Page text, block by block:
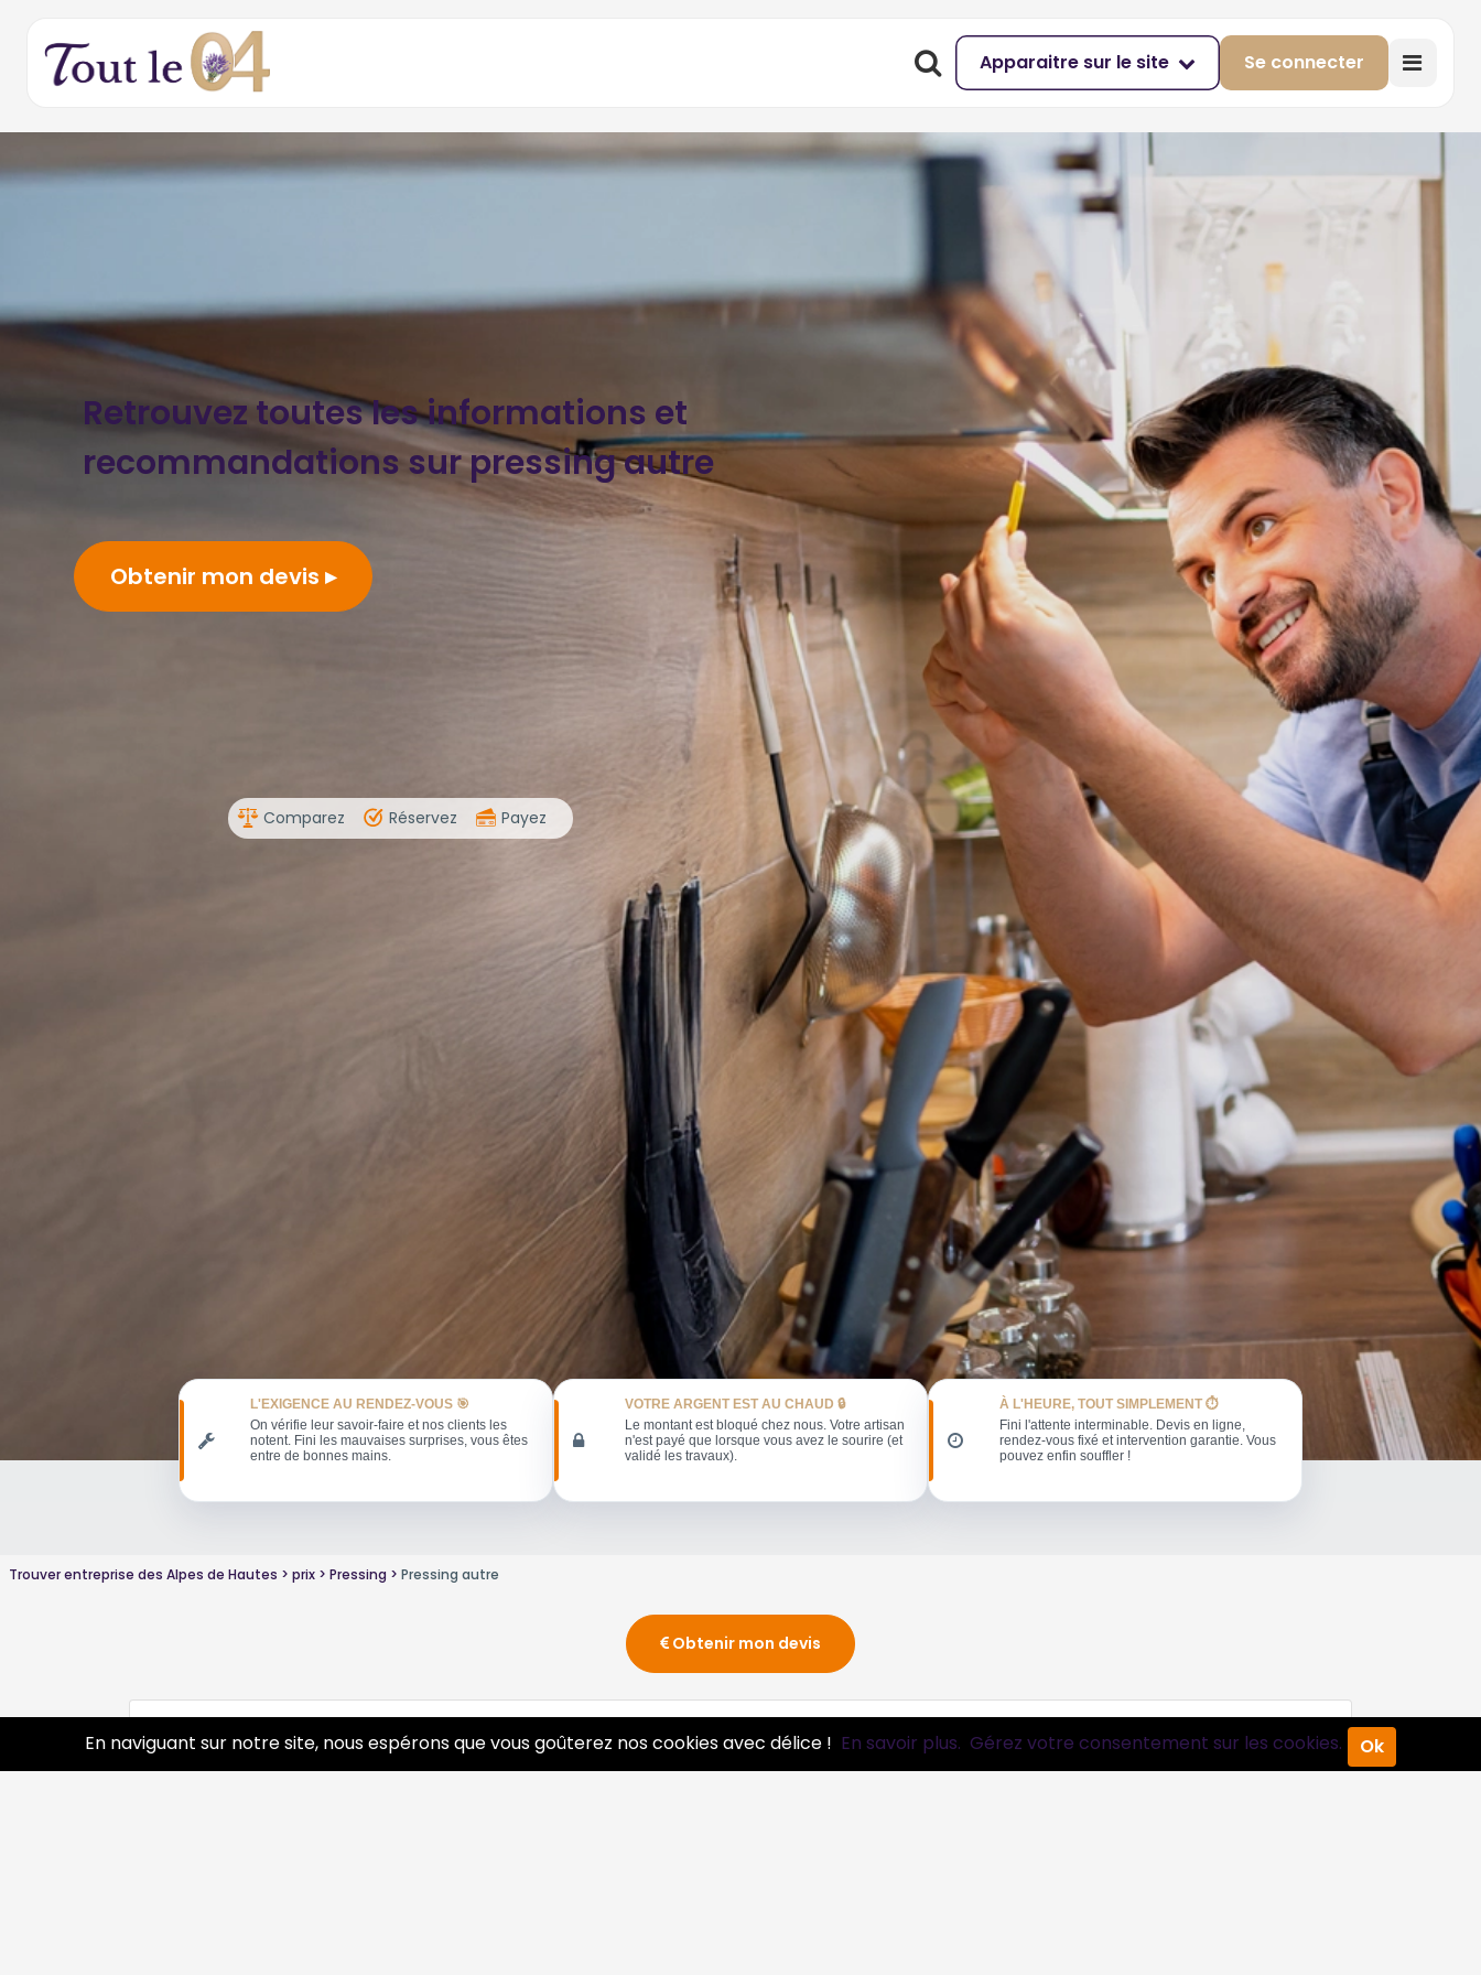
Apparaitre sur le site Se connecter
Retrouvez toutes les informations et
recommandations sur pressing autre
Obtenir mon devis
Comparez Réservez Payez
L'EXIGENCE AU RENDEZ-VOUS 🎯
On vérifie leur savoir-faire et nos clients les
notent. Fini les mauvaises surprises, vous êtes
entre de bonnes mains.
VOTRE ARGENT EST AU CHAUD 🔒
Le montant est bloqué chez nous. Votre artisan
n'est payé que lorsque vous avez le sourire (et
validé les travaux).
À L'HEURE, TOUT SIMPLEMENT ⏱️
Fini l'attente interminable. Devis en ligne,
rendez-vous fixé et intervention garantie. Vous
pouvez enfin souffler !
Trouver entreprise des Alpes de Hautes prix Pressing Pressing autre
Obtenir mon devis
En naviguant sur notre site, nous espérons que vous goûterez nos cookies avec délice ! En savoir plus. Gérez votre consentement sur les cookies. Ok